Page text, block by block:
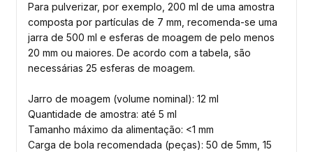
Para pulverizar, por exemplo, 200 ml de uma amostra
composta por partículas de 7 mm, recomenda-se uma
jarra de 500 ml e esferas de moagem de pelo menos
20 mm ou maiores. De acordo com a tabela, são
necessárias 25 esferas de moagem.
Jarro de moagem (volume nominal): 12 ml
Quantidade de amostra: até 5 ml
Tamanho máximo da alimentação: <1 mm
Carga de bola recomendada (peças): 50 de 5mm, 15